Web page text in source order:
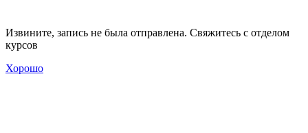
Извините, запись не была отправлена. Свяжитесь с отделом
курсов
Хорошо